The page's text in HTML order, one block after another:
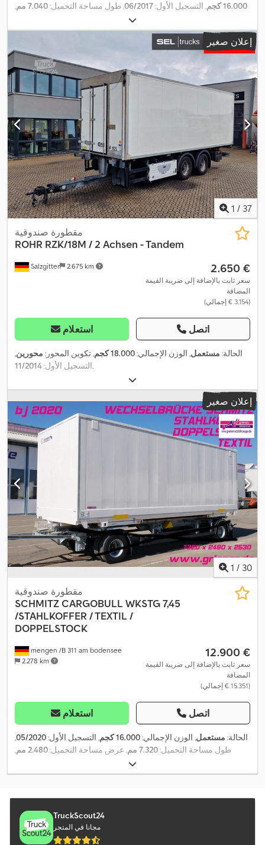
16.000 كجم
, التسجيل الأول:06/2017, طول مساحة التحميل:7.040 مم
,
حجم مساحة التحميل:38 م³ , العرض الكلي:2.550 مم
, الارتفاع الكلي:
إعلان صغير
1 / 37
Salzgitter 2.675 km
مقطورة صندوقية
ROHR RZK/18M / 2 Achsen - Tandem
‏2.650 €
سعر ثابت بالإضافة إلى ضريبة القيمة
المضافة
(‏3.154 € إجمالي)
استعلام اتصل
الحالة: مستعمل, الوزن الإجمالي:18.000 كجم , تكوين المحور: محورين,
التسجيل الأول:11/2014 ,
إعلان صغير
1 / 30
mengen /B 311 am bodensee
2.278 km
مقطورة صندوقية
SCHMITZ CARGOBULL WKSTG 7,45
/STAHLKOFFER / TEXTIL /
DOPPELSTOCK
‏12.900 €
سعر ثابت بالإضافة إلى ضريبة القيمة
المضافة
(‏15.351 € إجمالي)
استعلام اتصل
الحالة: مستعمل, الوزن الإجمالي:16.000 كجم , التسجيل الأول:05/2020
,
طول مساحة التحميل:7.320 مم , عرض مساحة التحميل:2.480 مم
,
الصنع:2020 ,
TruckScout24
مجانا في المتجر